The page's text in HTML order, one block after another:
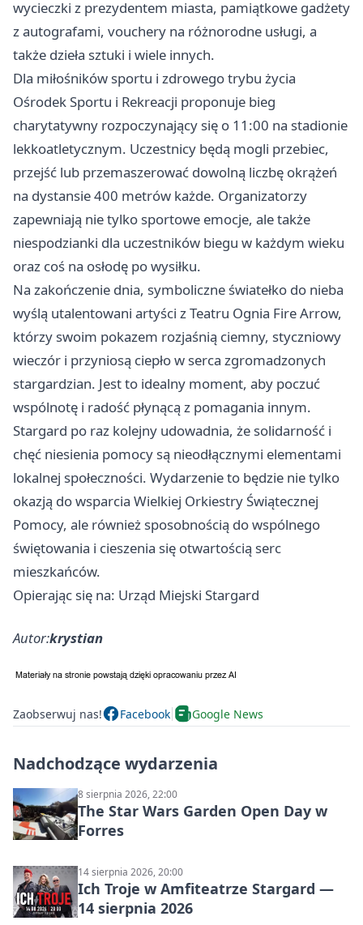
wycieczki z prezydentem miasta, pamiątkowe gadżety
z autografami, vouchery na różnorodne usługi, a
także dzieła sztuki i wiele innych.
Dla miłośników sportu i zdrowego trybu życia
Ośrodek Sportu i Rekreacji proponuje bieg
charytatywny rozpoczynający się o 11:00 na stadionie
lekkoatletycznym. Uczestnicy będą mogli przebiec,
przejść lub przemaszerować dowolną liczbę okrążeń
na dystansie 400 metrów każde. Organizatorzy
zapewniają nie tylko sportowe emocje, ale także
niespodzianki dla uczestników biegu w każdym wieku
oraz coś na osłodę po wysiłku.
Na zakończenie dnia, symboliczne światełko do nieba
wyślą utalentowani artyści z Teatru Ognia Fire Arrow,
którzy swoim pokazem rozjaśnią ciemny, styczniowy
wieczór i przyniosą ciepło w serca zgromadzonych
stargardzian. Jest to idealny moment, aby poczuć
wspólnotę i radość płynącą z pomagania innym.
Stargard po raz kolejny udowadnia, że solidarność i
chęć niesienia pomocy są nieodłącznymi elementami
lokalnej społeczności. Wydarzenie to będzie nie tylko
okazją do wsparcia Wielkiej Orkiestry Świątecznej
Pomocy, ale również sposobnością do wspólnego
świętowania i cieszenia się otwartością serc
mieszkańców.
Opierając się na: Urząd Miejski Stargard
Autor:krystian
Zaobserwuj nas! Facebook Google News
Nadchodzące wydarzenia
8 sierpnia 2026, 22:00
The Star Wars Garden Open Day w
Forres
14 sierpnia 2026, 20:00
Ich Troje w Amfiteatrze Stargard —
14 sierpnia 2026